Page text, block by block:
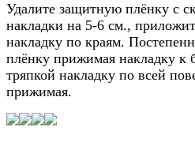
Удалите защитную плёнку с
накладки на 5-6 см.,
накладку по краям.
плёнку прижимая накладку к
тряпкой накладку по всей
прижимая.